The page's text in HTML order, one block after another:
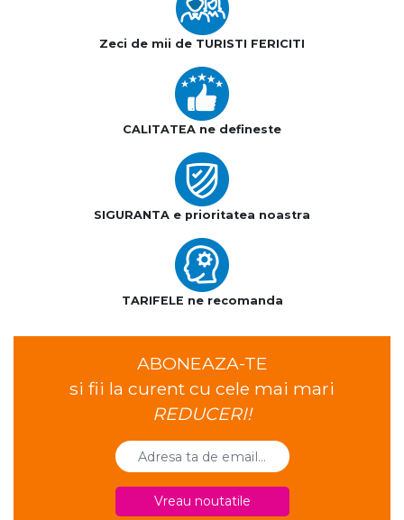
Zeci de mii de TURISTI FERICITI
CALITATEA ne defineste
SIGURANTA e prioritatea noastra
TARIFELE ne recomanda
ABONEAZA-TE
si fii la curent cu cele mai mari
REDUCERI!
Vreau noutatile